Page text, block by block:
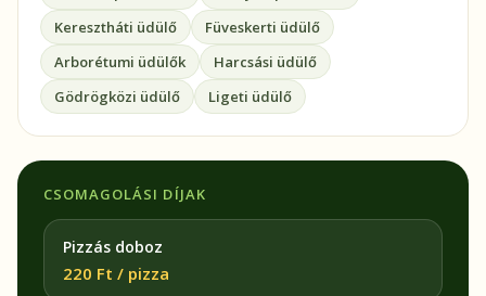
Keresztháti üdülő
Füveskerti üdülő
Arborétumi üdülők
Harcsási üdülő
Gödrögközi üdülő
Ligeti üdülő
CSOMAGOLÁSI DÍJAK
Pizzás doboz
220 Ft / pizza